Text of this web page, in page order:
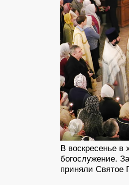
В воскресенье в
богослужение.
приняли Святое